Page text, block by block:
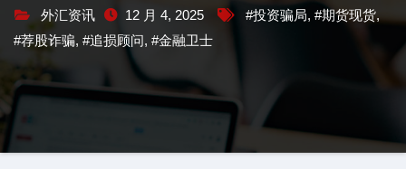
外汇资讯 12 月 4, 2025 #投资骗局, #期货现货,
#荐股诈骗, #追损顾问, #金融卫士